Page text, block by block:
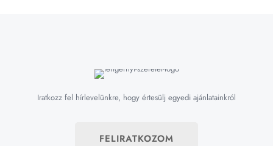
Iratkozz fel hírlevelünkre, hogy értesülj egyedi ajánlatainkról
FELIRATKOZOM